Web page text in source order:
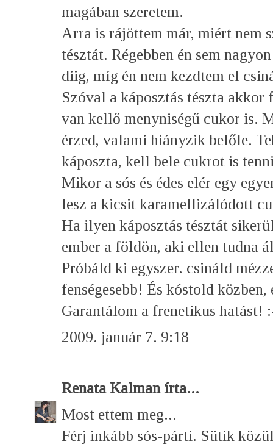
magában szeretem.
Arra is rájöttem már, miért nem
tésztát. Régebben én sem
diig, míg én nem kezdtem el
Szóval a káposztás tészta
van kellő menyniségű cukor is.
érzed, valami hiányzik belőle.
káposzta, kell bele cukrot is
Mikor a sós és édes elér egy
lesz a kicsit karamellizálódott
Ha ilyen káposztás tésztát
ember a földön, aki ellen tudna
Próbáld ki egyszer. csináld
fenségesebb! És kóstold közben,
Garantálom a frenetikus hatást!
2009. január 7. 9:18
Renata Kalmanírta...
Most ettem meg...
Férj inkább sós-párti. Sütik